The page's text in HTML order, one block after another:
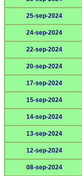
25-sep-2024
24-sep-2024
22-sep-2024
20-sep-2024
17-sep-2024
15-sep-2024
14-sep-2024
13-sep-2024
12-sep-2024
08-sep-2024